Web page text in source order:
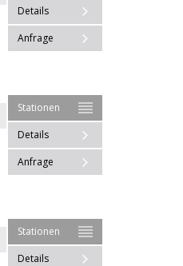
Details
Anfrage
Stationen
Details
Anfrage
Stationen
Details